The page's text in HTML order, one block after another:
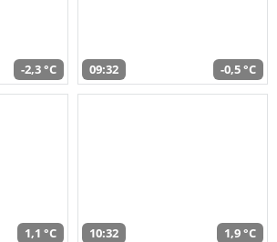
-2,3 °C 09:32 -0,5 °C
1,1 °C 10:32 1,9 °C